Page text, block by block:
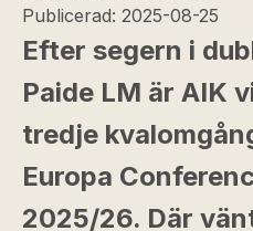
Publicerad: 2025-08-25
Efter segern i
Paide LM är AIK
tredje
Europa
2025/26. Där